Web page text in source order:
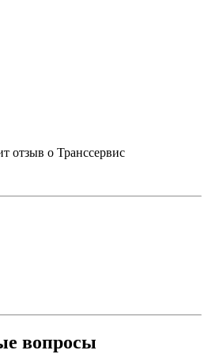
отзыв о Транссервис
вопросы